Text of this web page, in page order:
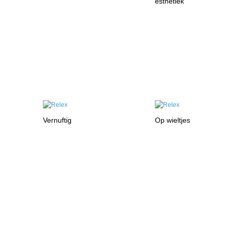
Vernuftig Op wieltjes